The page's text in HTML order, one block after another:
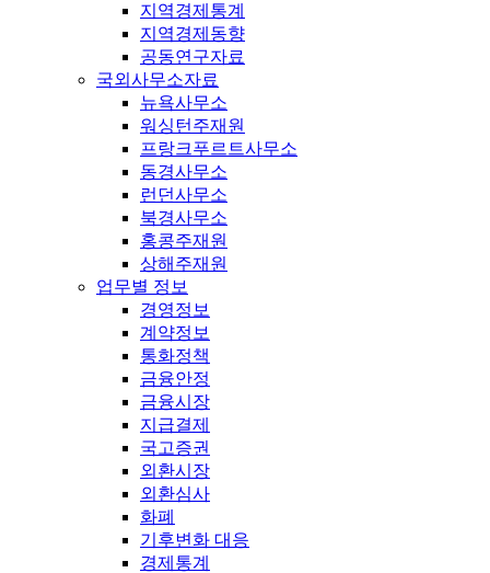
지역경제통계
지역경제동향
공동연구자료
국외사무소자료
뉴욕사무소
워싱턴주재원
프랑크푸르트사무소
동경사무소
런던사무소
북경사무소
홍콩주재원
상해주재원
업무별 정보
경영정보
계약정보
통화정책
금융안정
금융시장
지급결제
국고증권
외환시장
외환심사
화폐
기후변화 대응
경제통계